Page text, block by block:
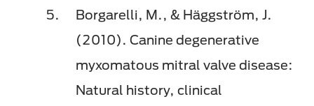
Borgarelli, M., & Häggström, J.
(2010). Canine degenerative
myxomatous mitral valve disease:
Natural history, clinical